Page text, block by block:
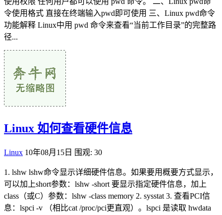
令使用格式 直接在终端输入pwd即可使用 三、Linux pwd命令
功能解释 Linux中用 pwd 命令来查看“当前工作目录”的完整路
径...
Linux 如何查看硬件信息
Linux 10年08月15日 围观: 30
1. lshw lshw命令显示详细硬件信息。如果要用概要方式显示，
可以加上short参数：lshw -short 要显示指定硬件信息，加上
class（或C）参数：lshw -class memory 2. sysstat 3. 查看PCI信
息：lspci -v （相比cat /proc/pci更直观）。lspci 是读取 hwdata